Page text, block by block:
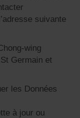
suivante
wing
Germain et
les Données
à jour ou